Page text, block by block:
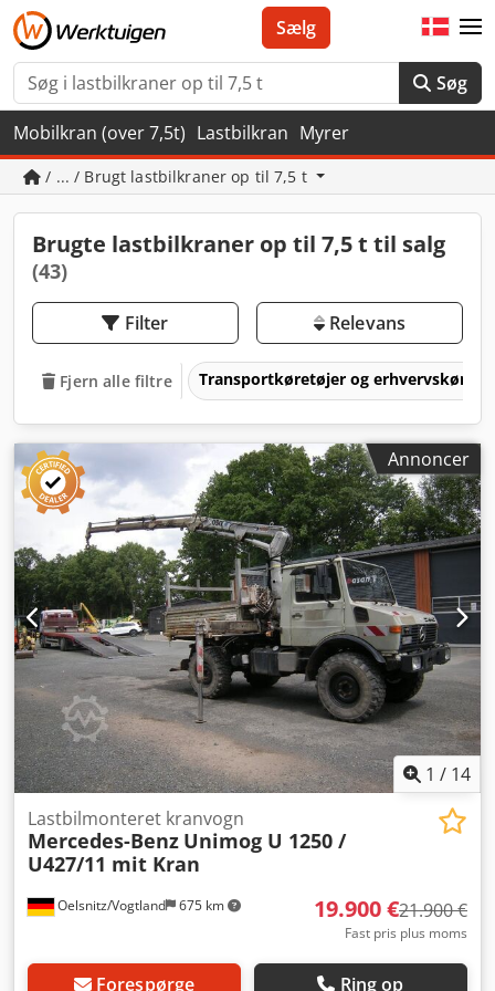
Søg
Sælg
Mobilkran (over 7,5t) Lastbilkran Myrer
/ ... / Brugt lastbilkraner op til 7,5 t
Brugte lastbilkraner op til 7,5 t til salg
(43)
Filter Relevans
Fjern alle filtre Transportkøretøjer og
Annoncer
1 / 14
Oelsnitz/Vogtland 675 km
Lastbilmonteret kranvogn
Mercedes-Benz Unimog U 1250 /
U427/11 mit Kran
19.900 €21.900 €
Fast pris plus moms
Forespørge Ring op